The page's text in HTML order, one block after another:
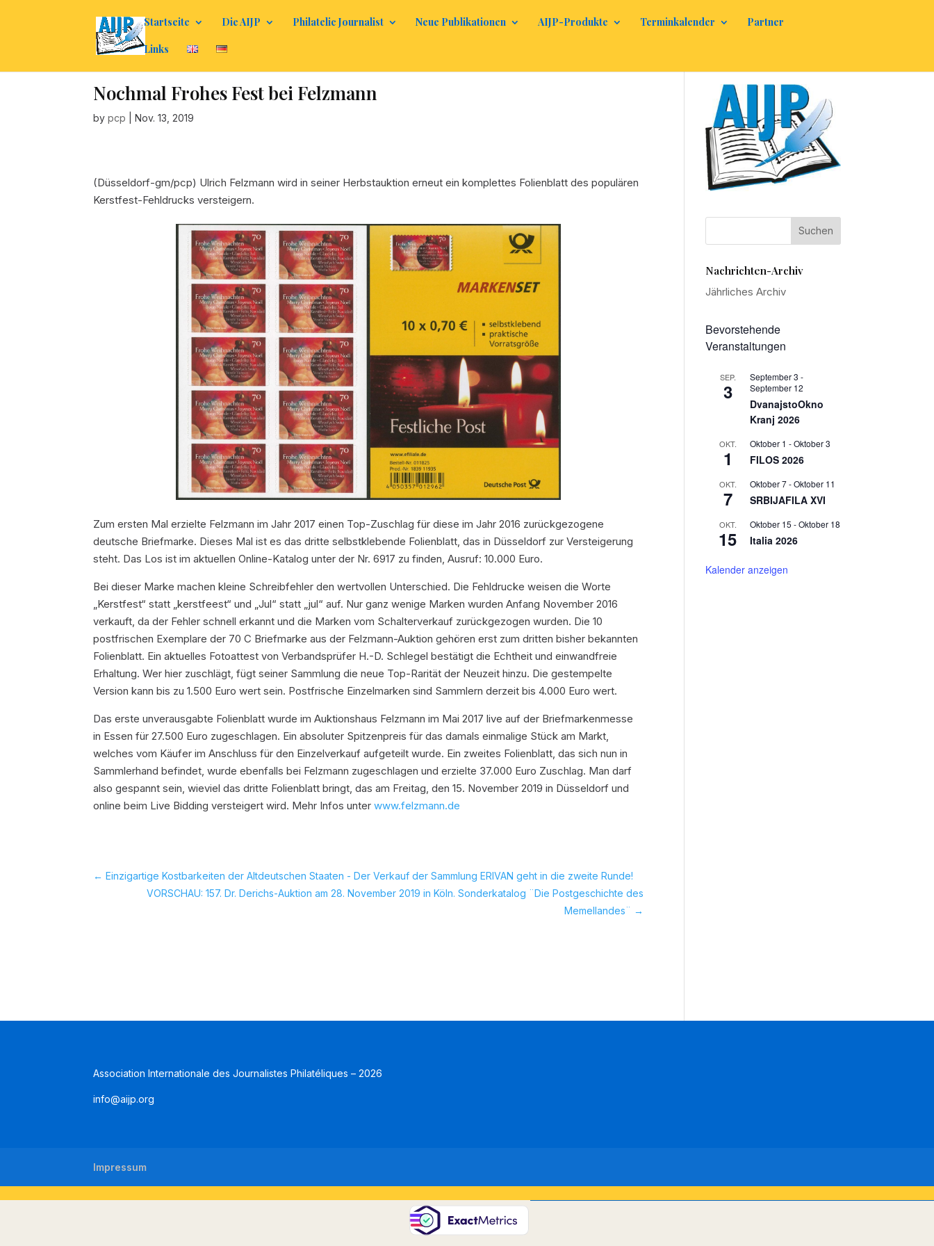
Startseite Die AIJP Philatelic Journalist Neue Publikationen AIJP-Produkte Terminkalender Partner
Links
Nochmal Frohes Fest bei Felzmann
bypcp |Nov. 13, 2019
(Düsseldorf-gm/pcp) Ulrich Felzmann wird in seiner Herbstauktion erneut ein komplettes Folienblatt des populären
Kerstfest-Fehldrucks versteigern.
Zum ersten Mal erzielte Felzmann im Jahr 2017 einen Top-Zuschlag für diese im Jahr 2016 zurückgezogene
deutsche Briefmarke. Dieses Mal ist es das dritte selbstklebende Folienblatt, das in Düsseldorf zur Versteigerung
steht. Das Los ist im aktuellen Online-Katalog unter der Nr. 6917 zu finden, Ausruf: 10.000 Euro.
Bei dieser Marke machen kleine Schreibfehler den wertvollen Unterschied. Die Fehldrucke weisen die Worte
„Kerstfest“ statt „kerstfeest“ und „Jul“ statt „jul“ auf. Nur ganz wenige Marken wurden Anfang November 2016
verkauft, da der Fehler schnell erkannt und die Marken vom Schalterverkauf zurückgezogen wurden. Die 10
postfrischen Exemplare der 70 C Briefmarke aus der Felzmann-Auktion gehören erst zum dritten bisher bekannten
Folienblatt. Ein aktuelles Fotoattest von Verbandsprüfer H.-D. Schlegel bestätigt die Echtheit und einwandfreie
Erhaltung. Wer hier zuschlägt, fügt seiner Sammlung die neue Top-Rarität der Neuzeit hinzu. Die gestempelte
Version kann bis zu 1.500 Euro wert sein. Postfrische Einzelmarken sind Sammlern derzeit bis 4.000 Euro wert.
Das erste unverausgabte Folienblatt wurde im Auktionshaus Felzmann im Mai 2017 live auf der Briefmarkenmesse
in Essen für 27.500 Euro zugeschlagen. Ein absoluter Spitzenpreis für das damals einmalige Stück am Markt,
welches vom Käufer im Anschluss für den Einzelverkauf aufgeteilt wurde. Ein zweites Folienblatt, das sich nun in
Sammlerhand befindet, wurde ebenfalls bei Felzmann zugeschlagen und erzielte 37.000 Euro Zuschlag. Man darf
also gespannt sein, wieviel das dritte Folienblatt bringt, das am Freitag, den 15. November 2019 in Düsseldorf und
online beim Live Bidding versteigert wird. Mehr Infos unterwww.felzmann.de
←Einzigartige Kostbarkeiten der Altdeutschen Staaten - Der Verkauf der Sammlung ERIVAN geht in die zweite Runde!
VORSCHAU: 157. Dr. Derichs-Auktion am 28. November 2019 in Köln. Sonderkatalog ¨Die Postgeschichte des
Memellandes¨ →
Nachrichten-Archiv
Jährliches Archiv
Bevorstehende
Veranstaltungen
SEP.
3
September 3 -
September 12
DvanajstoOkno
Kranj 2026
OKT.
1
Oktober 1 -Oktober 3
FILOS 2026
OKT.
7
Oktober 7-Oktober 11
SRBIJAFILA XVI
OKT.
15
Oktober 15 -Oktober 18
Italia 2026
Kalender anzeigen
Association Internationale des Journalistes Philatéliques – 2026
info@aijp.org
Impressum